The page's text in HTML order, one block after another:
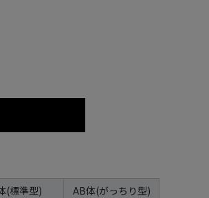
(標準型) AB体(がっちり型)